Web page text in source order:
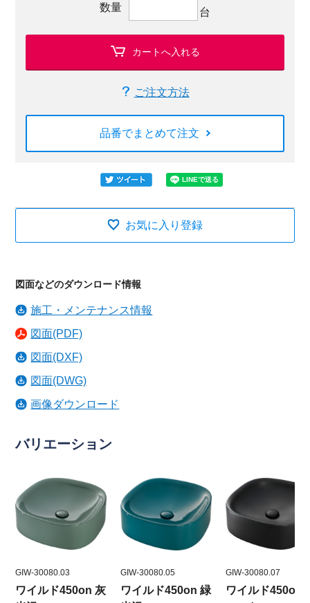
数量 台
カートへ入れる
ご注文方法
品番でまとめて注文
お気に入り登録
図面などのダウンロード情報
施工・メンテナンス情報
図面(PDF)
図面(DXF)
図面(DWG)
画像ダウンロード
バリエーション
GIW-30080.03
ワイルド450on 灰
GIW-30080.05
ワイルド450on 緑
GIW-30080.07
ワイルド450on